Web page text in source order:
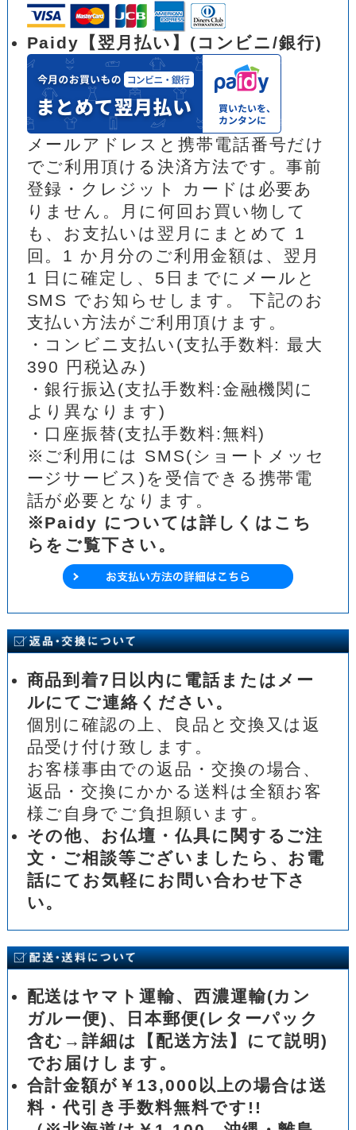
Paidy【翌月払い】(コンビニ/銀行)
メールアドレスと携帯電話番号だけ
でご利用頂ける決済方法です。事前
登録・クレジット カードは必要あ
りません。月に何回お買い物して
も、お支払いは翌月にまとめて 1
回。1 か月分のご利用金額は、翌月
1 日に確定し、5日までにメールと
SMS でお知らせします。 下記のお
支払い方法がご利用頂けます。
・コンビニ支払い(支払手数料: 最大
390 円税込み)
・銀行振込(支払手数料:金融機関に
より異なります)
・口座振替(支払手数料:無料)
※ご利用には SMS(ショートメッセ
ージサービス)を受信できる携帯電
話が必要となります。
※Paidy については詳しくはこち
らをご覧下さい。
商品到着7日以内に電話またはメー
ルにてご連絡ください。
個別に確認の上、良品と交換又は返
品受け付け致します。
お客様事由での返品・交換の場合、
返品・交換にかかる送料は全額お客
様ご自身でご負担願います。
その他、お仏壇・仏具に関するご注
文・ご相談等ございましたら、お電
話にてお気軽にお問い合わせ下さ
い。
配送はヤマト運輸、西濃運輸(カン
ガルー便)、日本郵便(レターパック
含む→詳細は【配送方法】にて説明)
でお届けします。
合計金額が￥13,000以上の場合は送
料・代引き手数料無料です!!